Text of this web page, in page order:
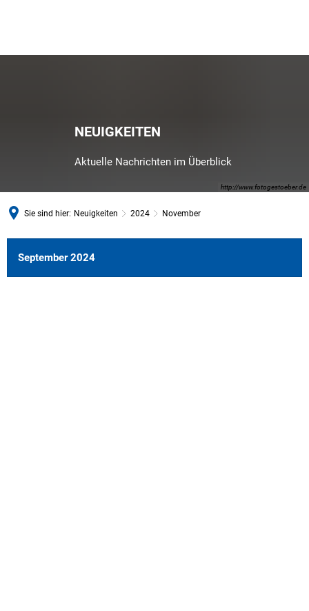
http://www.fotogestoeber.de
NEUIGKEITEN
Aktuelle Nachrichten im Überblick
Sie sind hier: Neuigkeiten 2024 November
November
September 2024